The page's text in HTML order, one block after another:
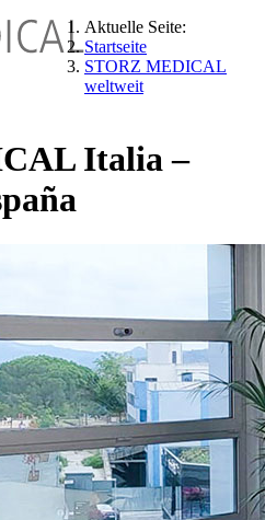
Aktuelle Seite:
Startseite
STORZ MEDICAL
weltweit
Italia –